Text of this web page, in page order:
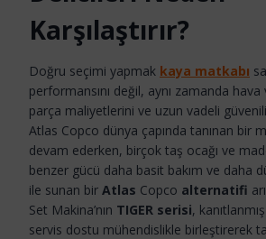
Karşılaştırır?
Doğru seçimi yapmak kaya matkabı
performansını değil, aynı zamanda
parça maliyetlerini ve uzun vadeli
Atlas Copco dünya çapında tanınan bir
devam ederken, birçok taş ocağı ve
benzer gücü daha basit bakım ve daha
ile sunan bir Atlas Copco alternatifi
Set Makina’nın TIGER serisi,
servis dostu mühendislikle birleştirerek